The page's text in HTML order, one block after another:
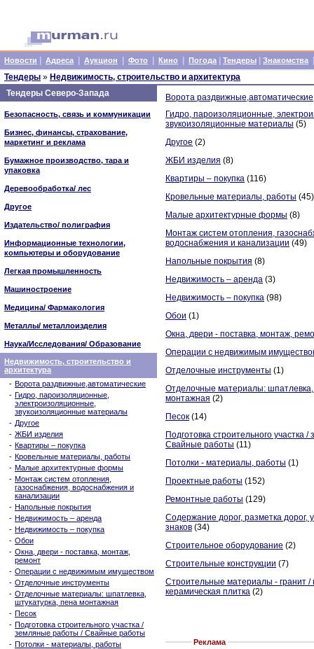
Новости Адреса Аукцион Фото Кино Погода Тендеры Знакомства
Тендеры » Недвижимость, строительство и архитектура
Тендеры Северо-Запада
Безопасность, связь и коммуникации
Бизнес, финансы, страхование,
маркетинг и реклама
Бумажное производство, тара и
упаковка
Деревообработка/ лес
Другое
Издательство/ полиграфия
Информационные технологии,
компьютеры и оборудование
Легкая промышленность
Машиностроение
Медицина/ Фармакология
Металлы/ металлоизделия
Наука/Исследования/ Образование
Недвижимость, строительство и
архитектура
- Ворота раздвижные,автоматические
- Гидро, пароизоляционные,
электроизоляционные,
звукоизоляционные материалы
- Другое
- ЖБИ изделия
- Квартиры – покупка
- Кровельные материалы, работы
- Малые архитектурные формы
- Монтаж систем отопления,
газоснабжения, водоснабжения и
канализации
- Напольные покрытия
- Недвижимость – аренда
- Недвижимость – покупка
- Обои
- Окна, двери - поставка, монтаж,
ремонт
- Операции с недвижимым имуществом
- Отделочные инструменты
- Отделочные материалы: шпатлевка,
штукатурка, пена монтажная
- Песок
- Подготовка строительного участка /
земляные работы / Свайные работы
- Потолки - материалы, работы
Ворота раздвижные,автоматические
Гидро, пароизоляционные,
звукоизоляционные материалы (5)
Другое (2)
ЖБИ изделия (8)
Квартиры – покупка (116)
Кровельные материалы, работы (45)
Малые архитектурные формы (8)
Монтаж систем отопления,
водоснабжения и канализации (49)
Напольные покрытия (8)
Недвижимость – аренда (3)
Недвижимость – покупка (98)
Обои (1)
Окна, двери - поставка, монтаж,
Операции с недвижимым
Отделочные инструменты (1)
Отделочные материалы: шпатлевка,
монтажная (2)
Песок (14)
Подготовка строительного участка
Свайные работы (11)
Потолки - материалы, работы (1)
Проектные работы (152)
Ремонтные работы (129)
Содержание дорог, разметка дорог,
знаков (34)
Строительное оборудование (2)
Строительные конструкции (7)
Строительные материалы - гранит /
керамическая плитка (2)
Реклама